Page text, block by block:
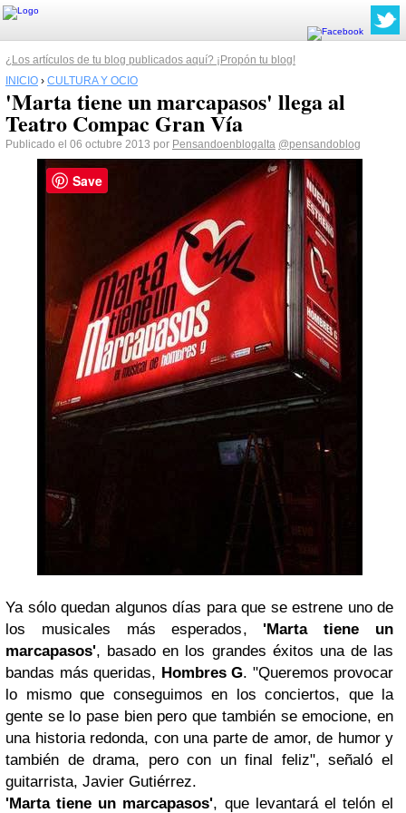
¿Los artículos de tu blog publicados aquí? ¡Propón tu blog!
INICIO › CULTURA Y OCIO
'Marta tiene un marcapasos' llega al
Teatro Compac Gran Vía
Publicado el 06 octubre 2013 por Pensandoenblogalta @pensandoblog
Ya sólo quedan algunos días para que se estrene uno de
los musicales más esperados, 'Marta tiene un
marcapasos', basado en los grandes éxitos una de las
bandas más queridas, Hombres G. "Queremos provocar
lo mismo que conseguimos en los conciertos, que la
gente se lo pase bien pero que también se emocione, en
una historia redonda, con una parte de amor, de humor y
también de drama, pero con un final feliz", señaló el
guitarrista, Javier Gutiérrez.
'Marta tiene un marcapasos', que levantará el telón el
Save